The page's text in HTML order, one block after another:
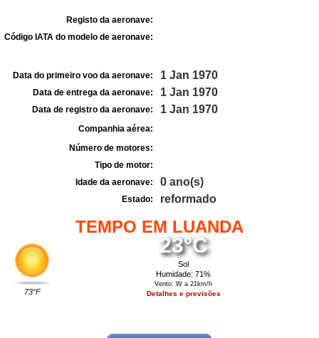
Registo da aeronave:
Código IATA do modelo de aeronave:
Data do primeiro voo da aeronave: 1 Jan 1970
Data de entrega da aeronave: 1 Jan 1970
Data de registro da aeronave: 1 Jan 1970
Companhia aérea:
Número de motores:
Tipo de motor:
Idade da aeronave:
0 ano(s)
Estado: reformado
TEMPO EM LUANDA
73°F
23°C
Sol
Humidade: 71%
Vento: W a 21km/h
Detalhes e previsões